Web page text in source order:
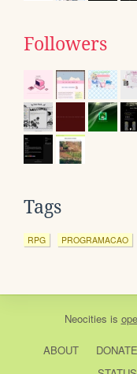
Followers
Tags
RPG PROGRAMACAO
Neocities is
ABOUT DONATE